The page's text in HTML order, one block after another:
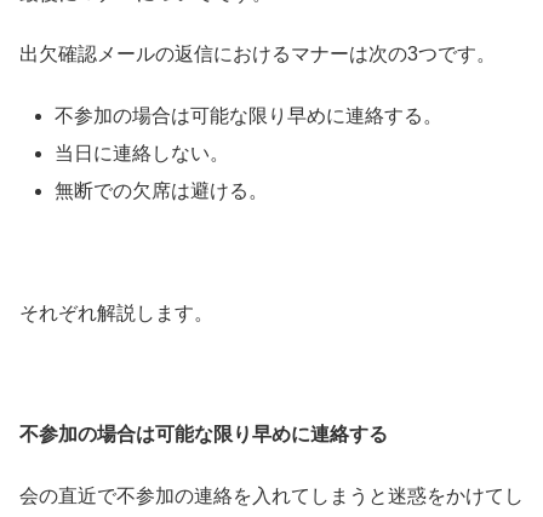
出欠確認メールの返信におけるマナーは次の3つです。
不参加の場合は可能な限り早めに連絡する。
当日に連絡しない。
無断での欠席は避ける。
それぞれ解説します。
不参加の場合は可能な限り早めに連絡する
会の直近で不参加の連絡を入れてしまうと迷惑をかけてし